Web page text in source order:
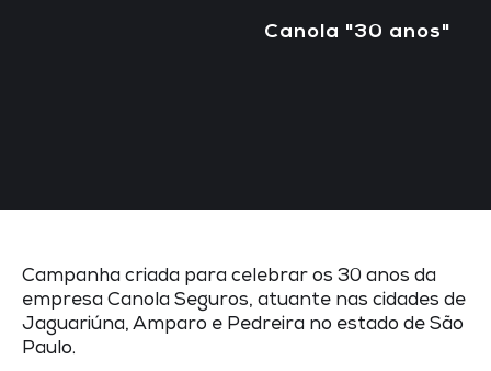
Canola "30 anos"
Campanha criada para celebrar os 30 anos da
empresa Canola Seguros, atuante nas cidades de
Jaguariúna, Amparo e Pedreira no estado de São
Paulo.